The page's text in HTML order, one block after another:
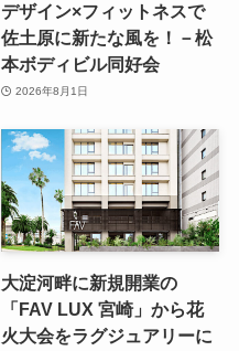
デザイン×フィットネスで
佐土原に新たな風を！－松
本ボディビル同好会
2026年8月1日
大淀河畔に新規開業の
「FAV LUX 宮崎」から花
火大会をラグジュアリーに